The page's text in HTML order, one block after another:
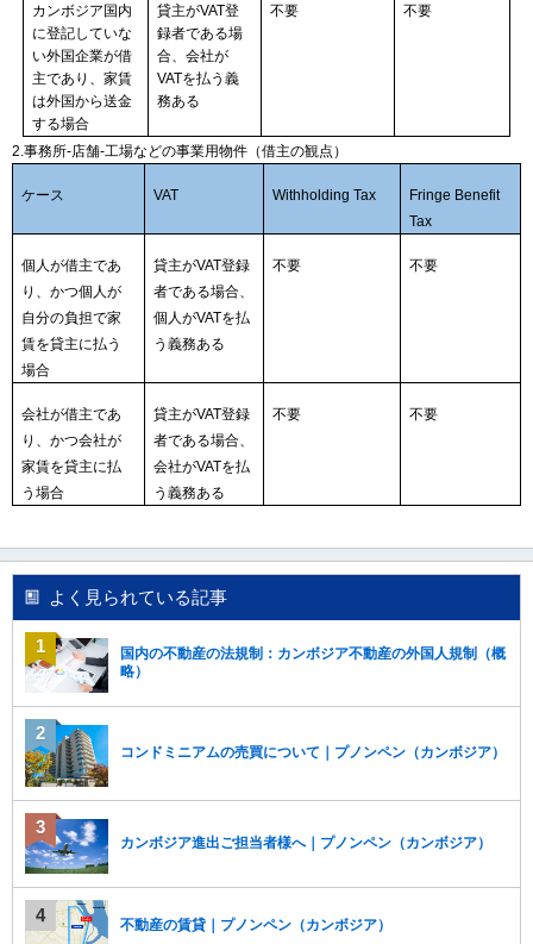
カンボジア国内
に登記していな
い外国企業が借
主であり、家賃
は外国から送金
する場合
貸主がVAT登
録者である場
合、会社が
VATを払う義
務ある
不要 不要
2. 事務所‐店舗‐工場などの事業用物件（借主の観点）
ケース VAT Withholding Tax
Fringe Benefit
Tax
個人が借主であ
り、かつ個人が
自分の負担で家
賃を貸主に払う
場合
貸主がVAT登録
者である場合、
個人がVATを払
う義務ある
不要 不要
会社が借主であ
り、かつ会社が
家賃を貸主に払
う場合
貸主がVAT登録
者である場合、
会社がVATを払
う義務ある
不要 不要
よく見られている記事
国内の不動産の法規制：カンボジア不動産の外国人規制（概
略）
コンドミニアムの売買について｜プノンペン（カンボジア）
カンボジア進出ご担当者様へ｜プノンペン（カンボジア）
不動産の賃貸｜プノンペン（カンボジア）